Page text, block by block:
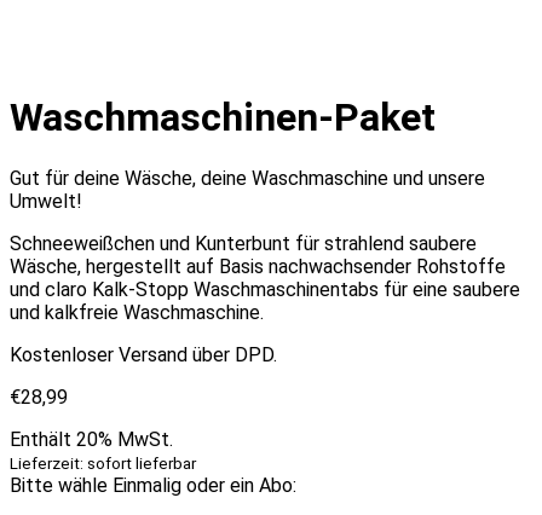
Waschmaschinen-Paket
Gut für deine Wäsche, deine Waschmaschine und unsere
Umwelt!
Schneeweißchen und Kunterbunt für strahlend saubere
Wäsche, hergestellt auf Basis nachwachsender Rohstoffe
und claro Kalk-Stopp Waschmaschinentabs für eine saubere
und kalkfreie Waschmaschine.
Kostenloser Versand über DPD.
€28,99
Enthält 20% MwSt.
Lieferzeit: sofort lieferbar
Bitte wähle Einmalig oder ein Abo: